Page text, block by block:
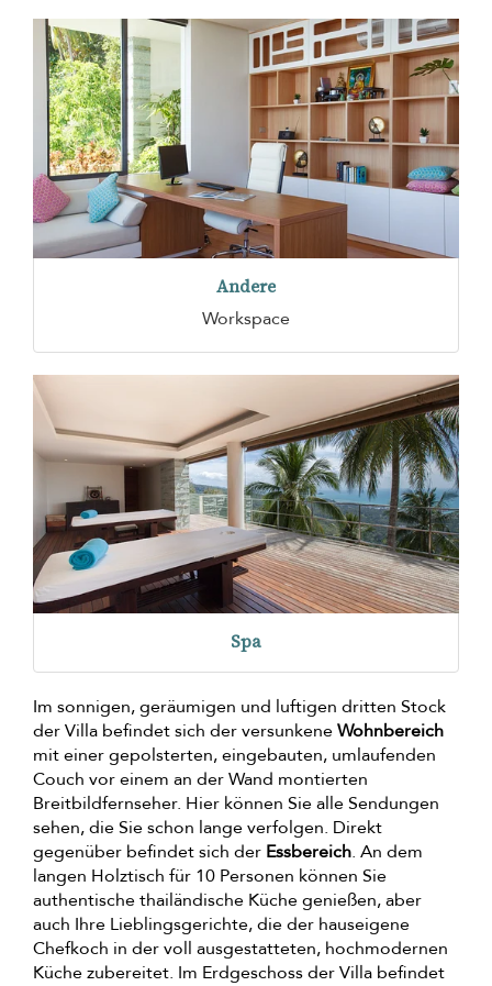
Andere
Workspace
Spa
Im sonnigen, geräumigen und luftigen dritten Stock
der Villa befindet sich der versunkeneWohnbereich
mit einer gepolsterten, eingebauten, umlaufenden
Couch vor einem an der Wand montierten
Breitbildfernseher. Hier können Sie alle Sendungen
sehen, die Sie schon lange verfolgen. Direkt
gegenüber befindet sich der Essbereich. An dem
langen Holztisch für 10 Personen können Sie
authentische thailändische Küche genießen, aber
auch Ihre Lieblingsgerichte, die der hauseigene
Chefkoch in der voll ausgestatteten, hochmodernen
Küche zubereitet. Im Erdgeschoss der Villa befindet